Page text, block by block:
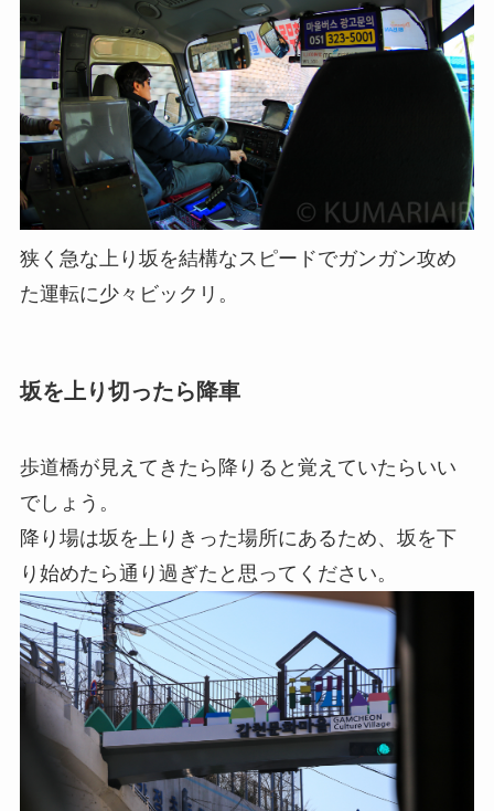
狭く急な上り坂を結構なスピードでガンガン攻め
た運転に少々ビックリ。
坂を上り切ったら降車
歩道橋が見えてきたら降りると覚えていたらいい
でしょう。
降り場は坂を上りきった場所にあるため、坂を下
り始めたら通り過ぎたと思ってください。